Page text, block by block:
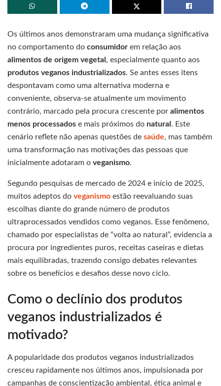
Os últimos anos demonstraram uma mudança significativa
no comportamento do consumidor em relação aos
alimentos de origem vegetal , especialmente quanto aos
produtos veganos industrializados. Se antes esses itens
despontavam como uma alternativa moderna e
conveniente, observa-se atualmente um movimento
contrário, marcado pela procura crescente por alimentos
menos processados e mais próximos do natural . Este
cenário reflete não apenas questões de saúde, mas também
uma transformação nas motivações das pessoas que
inicialmente adotaram o veganismo.
Segundo pesquisas de mercado de 2024 e início de 2025,
muitos adeptos do veganismo estão reevaluando suas
escolhas diante do grande número de produtos
ultraprocessados vendidos como veganos. Esse fenômeno,
chamado por especialistas de “volta ao natural”, evidencia a
procura por ingredientes puros, receitas caseiras e dietas
mais equilibradas, trazendo consigo debates relevantes
sobre os benefícios e desafios desse novo ciclo.
Como o declínio dos produtos
veganos industrializados é
motivado?
A popularidade dos produtos veganos industrializados
cresceu rapidamente nos últimos anos, impulsionada por
campanhas de conscientização ambiental, ética animal e